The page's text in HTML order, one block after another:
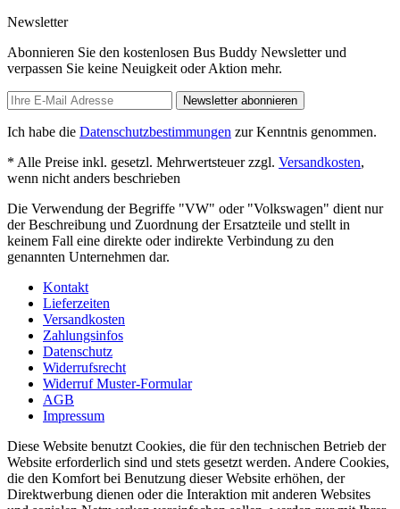
Newsletter
Abonnieren Sie den kostenlosen Bus Buddy Newsletter und
verpassen Sie keine Neuigkeit oder Aktion mehr.
Newsletter abonnieren
Ich habe die Datenschutzbestimmungen zur Kenntnis genommen.
* Alle Preise inkl. gesetzl. Mehrwertsteuer zzgl. Versandkosten,
wenn nicht anders beschrieben
Die Verwendung der Begriffe "VW" oder "Volkswagen" dient nur
der Beschreibung und Zuordnung der Ersatzteile und stellt in
keinem Fall eine direkte oder indirekte Verbindung zu den
genannten Unternehmen dar.
Kontakt
Lieferzeiten
Versandkosten
Zahlungsinfos
Datenschutz
Widerrufsrecht
Widerruf Muster-Formular
AGB
Impressum
Diese Website benutzt Cookies, die für den technischen Betrieb der
Website erforderlich sind und stets gesetzt werden. Andere Cookies,
die den Komfort bei Benutzung dieser Website erhöhen, der
Direktwerbung dienen oder die Interaktion mit anderen Websites